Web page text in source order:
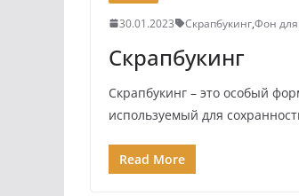
30.01.2023 Скрапбукинг,Фон для
Скрапбукинг
Скрапбукинг – это особый
используемый для
Read More